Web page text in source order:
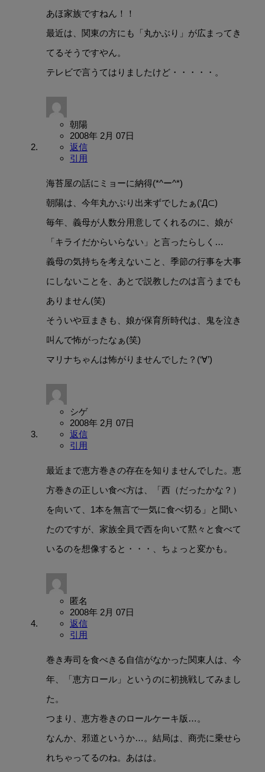
あほ家族ですねん！！
最近は、関東の方にも「丸かぶり」が広まってき
てるそうですやん。
テレビで言うてはりましたけど・・・・・。
朝陽
2008年 2月 07日
返信
引用
海苔屋の話にミョーに納得(*^ー^*)
朝陽は、今年丸かぶり出来ずでしたぁ(‘Д⊂)
毎年、義母が人数分用意してくれるのに、娘が
「キライだからいらない」と言ったらしく…
義母の気持ちを考えないこと、季節の行事を大事
にしないことを、あとで説教したのは言うまでも
ありません(笑)
そういや豆まきも、娘が保育所時代は、鬼を泣き
叫んで怖がったなぁ(笑)
マリナちゃんは怖がりませんでした？(‘∀’)
シゲ
2008年 2月 07日
返信
引用
最近まで恵方巻きの存在を知りませんでした。恵
方巻きの正しい食べ方は、「西（だったかな？）
を向いて、1本を無言で一気に食べ切る」と聞い
たのですが、家族全員で西を向いて黙々と食べて
いるのを想像すると・・・、ちょっと変かも。
匿名
2008年 2月 07日
返信
引用
巻き寿司を食べきる自信がなかった関東人は、今
年、「恵方ロール」というのに初挑戦してみまし
た。
つまり、恵方巻きのロールケーキ版…。
なんか、邪道というか…。結局は、商売に乗せら
れちゃってるのね。あはは。